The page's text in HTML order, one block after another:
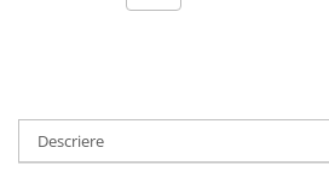
Hote cupolare
Hote decorative
Descriere